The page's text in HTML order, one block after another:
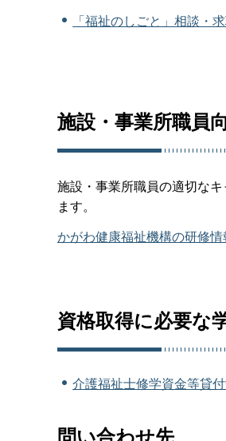
「福祉のしごと」相談・
施設・事業所職員
施設・事業所職員の適切な
ます。
かがわ健康福祉機構の研修情
資格取得に必要な
介護福祉士修学資金等貸
問い合わせ先